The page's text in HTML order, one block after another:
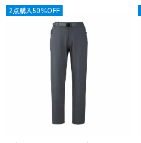
OUTLET
2点購入50％OFF